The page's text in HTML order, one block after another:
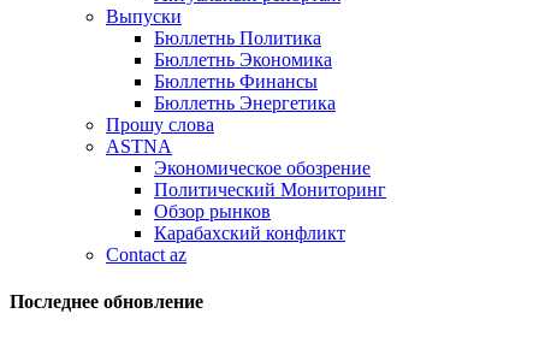
Выпуски
Бюллетнь Политика
Бюллетнь Экономика
Бюллетнь Финансы
Бюллетнь Энергетика
Прошу слова
ASTNA
Экономическое обозрение
Политический Мониторинг
Обзор рынков
Карабахский конфликт
Contact az
Последнее обновление